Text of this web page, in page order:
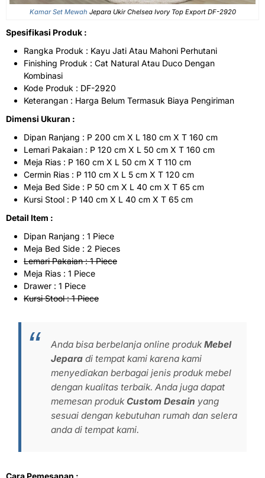
Kamar Set Mewah Jepara Ukir Chelsea Ivory Top Export DF-2920
Spesifikasi Produk :
Rangka Produk : Kayu Jati Atau Mahoni Perhutani
Finishing Produk : Cat Natural Atau Duco Dengan
Kombinasi
Kode Produk : DF-2920
Keterangan : Harga Belum Termasuk Biaya Pengiriman
Dimensi Ukuran :
Dipan Ranjang : P 200 cm X L 180 cm X T 160 cm
Lemari Pakaian : P 120 cm X L 50 cm X T 160 cm
Meja Rias : P 160 cm X L 50 cm X T 110 cm
Cermin Rias : P 110 cm X L 5 cm X T 120 cm
Meja Bed Side : P 50 cm X L 40 cm X T 65 cm
Kursi Stool : P 140 cm X L 40 cm X T 65 cm
Detail Item :
Dipan Ranjang : 1 Piece
Meja Bed Side : 2 Pieces
Lemari Pakaian : 1 Piece
Meja Rias : 1 Piece
Drawer : 1 Piece
Kursi Stool : 1 Piece
Anda bisa berbelanja online produkMebel
Jepara di tempat kami karena kami
menyediakan berbagai jenis produk mebel
dengan kualitas terbaik. Anda juga dapat
memesan produk Custom Desain yang
sesuai dengan kebutuhan rumah dan selera
anda di tempat kami.